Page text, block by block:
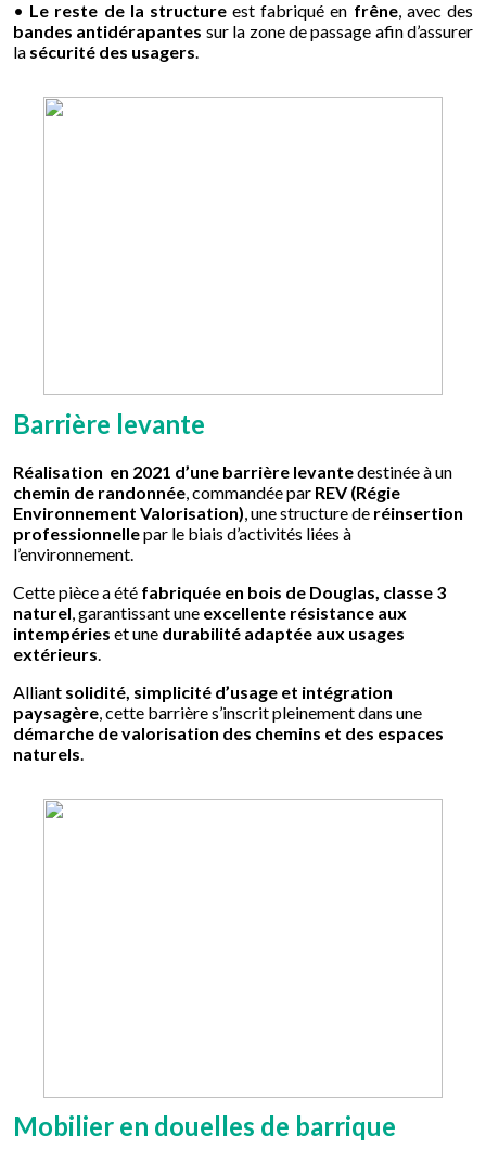
• Le reste de la structureest fabriqué en frêne, avec des
bandes antidérapantes sur la zone de passage afin d’assurer
la sécurité des usagers
Barrière levante
Réalisation en 2021 d’une barrière levantedestinée à un
chemin de randonnée , commandée par REV (Régie
Environnement Valorisation) , une structure de réinsertion
professionnellepar le biais d’activités liées à
l’environnement.
Cette pièce a été fabriquée en bois de Douglas, classe 3
naturel , garantissant une excellente résistance aux
intempéries et une durabilité adaptée aux usages
extérieurs
Alliant solidité, simplicité d’usage et intégration
paysagère , cette barrière s’inscrit pleinement dans une
démarche de valorisation des chemins et des espaces
naturels
Mobilier en douelles de barrique